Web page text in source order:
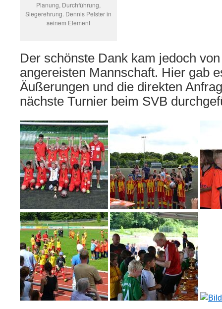
Planung, Durchführung,
Siegerehrung. Dennis Pelster in
seinem Element
Der schönste Dank kam jedoch
angereisten Mannschaft. Hier gab
Äußerungen und die direkten
nächste Turnier beim SVB